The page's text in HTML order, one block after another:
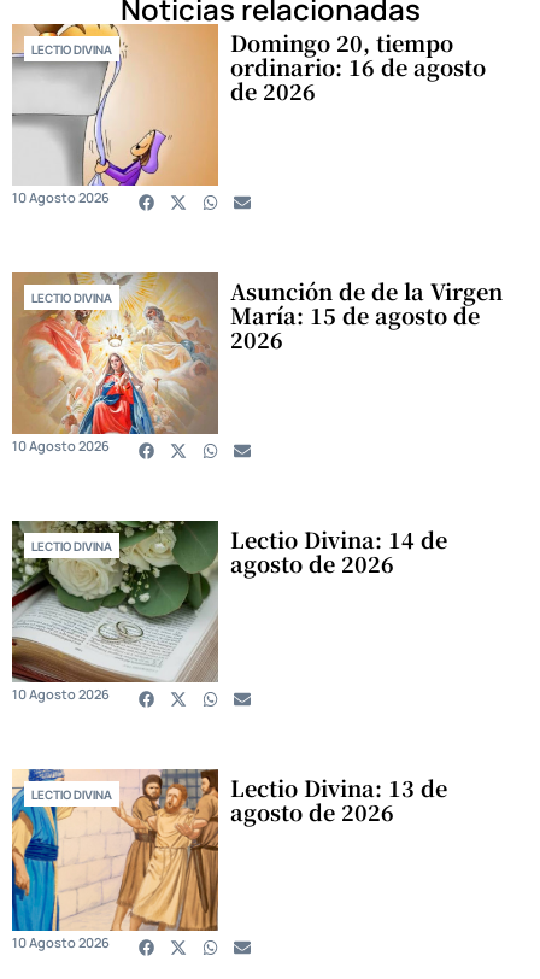
Noticias relacionadas
LECTIO DIVINA Domingo 20, tiempo
ordinario: 16 de agosto
de 2026
10 Agosto 2026
LECTIO DIVINA Asunción de de la Virgen
María: 15 de agosto de
2026
10 Agosto 2026
LECTIO DIVINA Lectio Divina: 14 de
agosto de 2026
10 Agosto 2026
LECTIO DIVINA Lectio Divina: 13 de
agosto de 2026
10 Agosto 2026